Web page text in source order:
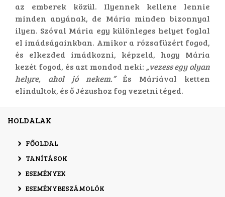
az emberek közül. Ilyennek kellene lennie
minden anyának, de Mária minden bizonnyal
ilyen. Szóval Mária egy különleges helyet foglal
el imádságainkban. Amikor a rózsafüzért fogod,
és elkezded imádkozni, képzeld, hogy Mária
kezét fogod, és azt mondod neki: „vezess egy olyan
helyre, ahol jó nekem.”És Máriával ketten
elindultok, és ő Jézushoz fog vezetni téged.
HOLDALAK
FŐOLDAL
TANÍTÁSOK
ESEMÉNYEK
ESEMÉNYBESZÁMOLÓK